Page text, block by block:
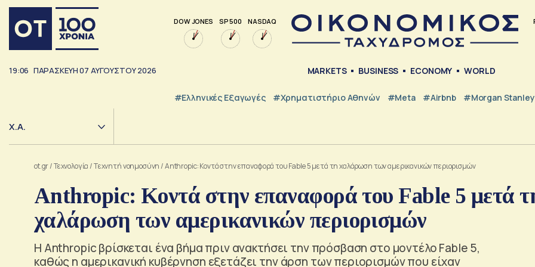
DOW JONES SP 500 NASDAQ
19:06 ΠΑΡΑΣΚΕΥΗ07 ΑΥΓΟΥΣΤΟΥ2026 MARKETS BUSINESS ECONOMY WORLD
#Ελληνικές Εξαγωγές #Χρηματιστήριο Αθηνών #Meta #Airbnb #Morgan Stanley
Χ.Α.
ot.gr/Τεχνολογία /Tεχνητή νοημοσύνη /Anthropic: Κοντά στην επαναφορά του Fable 5 μετά τη χαλάρωση των αμερικανικών περιορισμών
Anthropic: Κοντά στην επαναφορά του Fable 5 μετά
χαλάρωση των αμερικανικών περιορισμών
Η Anthropic βρίσκεται ένα βήμα πριν ανακτήσει την πρόσβαση στο μοντέλο Fable 5,
καθώς η αμερικανική κυβέρνηση εξετάζει την άρση των περιορισμών που είχαν